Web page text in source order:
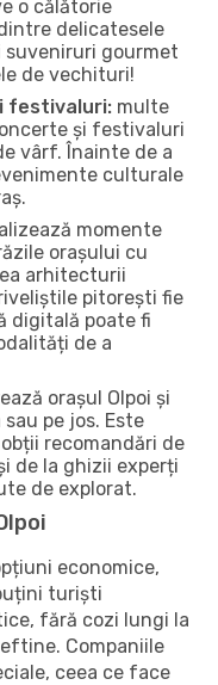
o călătorie
delicatesele
suveniruri gourmet
de vechituri!
festivaluri: multe
și festivaluri
vârf. Înainte de a
culturale
momente
orașului cu
arhitecturii
pitorești fie
digitală poate fi
de a
orașul Olpoi și
pe jos. Este
recomandări de
de la ghizii experți
de explorat.
economice,
turiști
fără cozi lungi la
Companiile
ceea ce face